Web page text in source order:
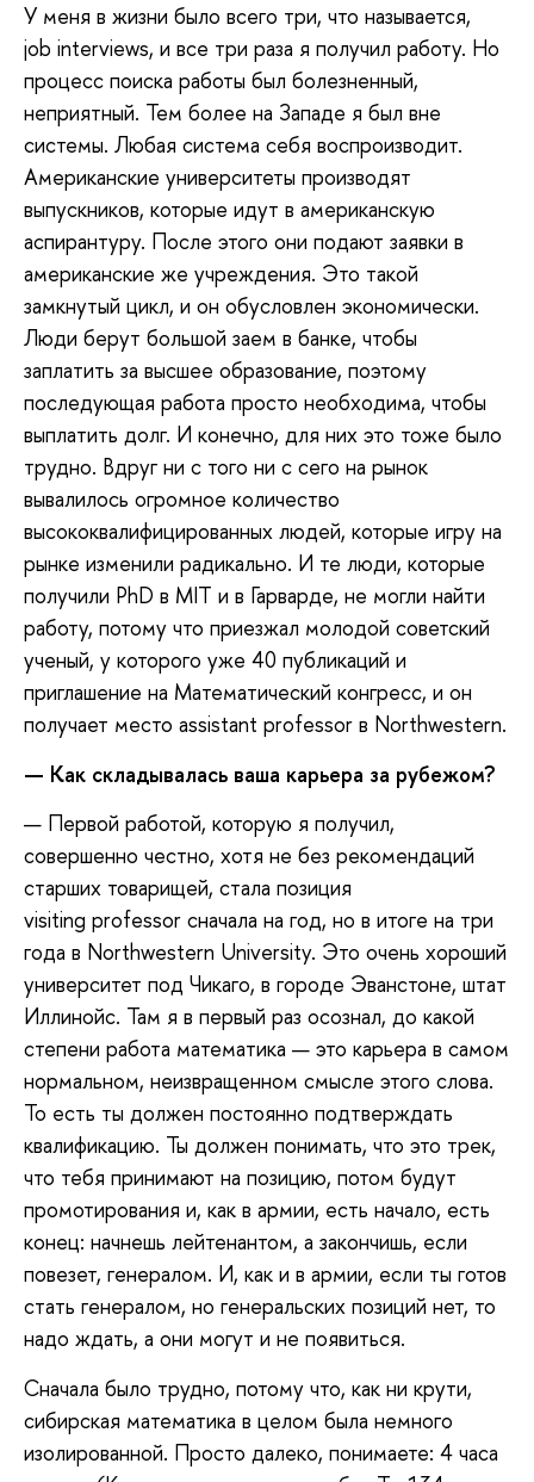
У меня в жизни было всего три, что называется,
job interviews, и все три раза я получил работу. Но
процесс поиска работы был болезненный,
неприятный. Тем более на Западе я был вне
системы. Любая система себя воспроизводит.
Американские университеты производят
выпускников, которые идут в американскую
аспирантуру. После этого они подают заявки в
американские же учреждения. Это такой
замкнутый цикл, и он обусловлен экономически.
Люди берут большой заем в банке, чтобы
заплатить за высшее образование, поэтому
последующая работа просто необходима, чтобы
выплатить долг. И конечно, для них это тоже было
трудно. Вдруг ни с того ни с сего на рынок
вывалилось огромное количество
высококвалифицированных людей, которые игру на
рынке изменили радикально. И те люди, которые
получили PhD в MIT и в Гарварде, не могли найти
работу, потому что приезжал молодой советский
ученый, у которого уже 40 публикаций и
приглашение на Математический конгресс, и он
получает место assistant professor в Northwestern.
— Как складывалась ваша карьера за рубежом?
— Первой работой, которую я получил,
совершенно честно, хотя не без рекомендаций
старших товарищей, стала позиция
visiting professor сначала на год, но в итоге на три
года в Northwestern University. Это очень хороший
университет под Чикаго, в городе Эванстоне, штат
Иллинойс. Там я в первый раз осознал, до какой
степени работа математика — это карьера в самом
нормальном, неизвращенном смысле этого слова.
То есть ты должен постоянно подтверждать
квалификацию. Ты должен понимать, что это трек,
что тебя принимают на позицию, потом будут
промотирования и, как в армии, есть начало, есть
конец: начнешь лейтенантом, а закончишь, если
повезет, генералом. И, как и в армии, если ты готов
стать генералом, но генеральских позиций нет, то
надо ждать, а они могут и не появиться.
Сначала было трудно, потому что, как ни крути,
сибирская математика в целом была немного
изолированной. Просто далеко, понимаете: 4 часа